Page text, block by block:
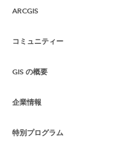
ARCGIS
ArcGIS の概要
マッピング
コミュニティー
Esri Community
ArcGIS ブログ
GIS の概要
GIS とは
ロケーション インテリジェンス
企業情報
Esri について
特別プログラム